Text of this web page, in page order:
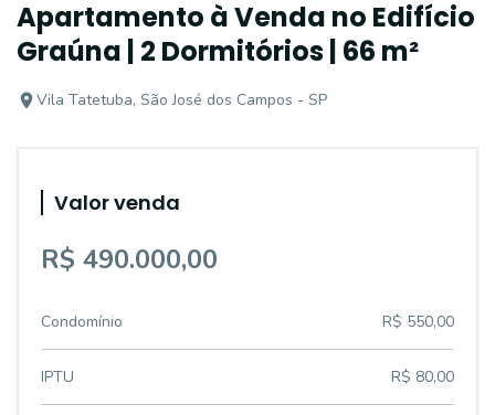
Apartamento à Venda no Edifício
Graúna | 2 Dormitórios | 66 m²
Vila Tatetuba, São José dos Campos - SP
Valor venda
R$ 490.000,00
Condomínio R$ 550,00
IPTU R$ 80,00